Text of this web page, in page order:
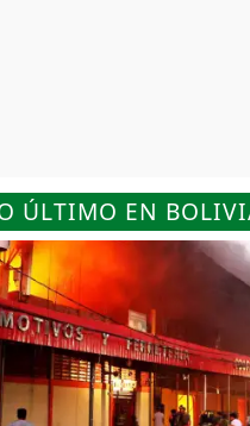
ÚLTIMO EN